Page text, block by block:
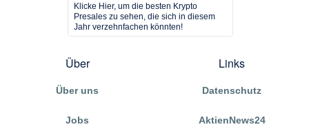
Klicke Hier, um die besten Krypto
Presales zu sehen, die sich in diesem
Jahr verzehnfachen könnten!
Über
Über uns
Jobs
Links
Datenschutz
AktienNews24